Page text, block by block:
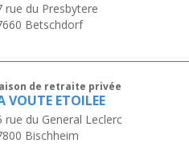
rue du Presbytere
Betschdorf
de retraite privée
VOUTE ETOILEE
rue du General Leclerc
Bischheim